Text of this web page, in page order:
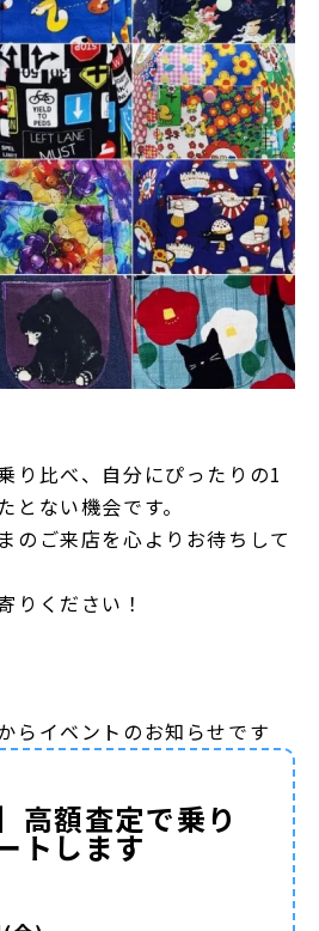
り比べ、自分にぴったりの1
とない機会です。
のご来店を心よりお待ちして
りください！
らイベントのお知らせです
高額査定で乗り
トします